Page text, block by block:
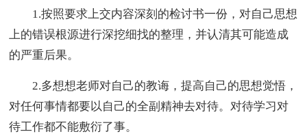
1.按照要求上交内容深刻的检讨书一份，对自己思想
上的错误根源进行深挖细找的整理，并认清其可能造成
的严重后果。
2.多想想老师对自己的教诲，提高自己的思想觉悟，
对任何事情都要以自己的全副精神去对待。对待学习对
待工作都不能敷衍了事。